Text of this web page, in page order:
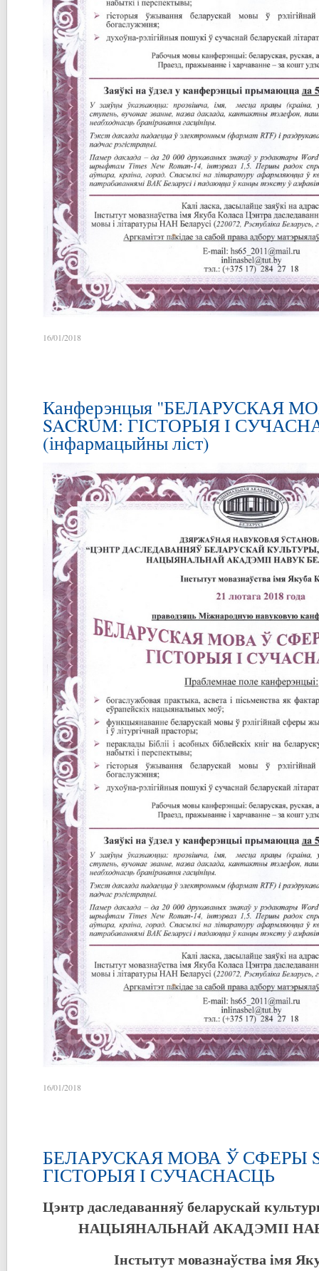
16/01/2018
Канферэнцыя "БЕЛАРУСКАЯ
SACRUM: ГІСТОРЫЯ І
(інфармацыйны ліст)
16/01/2018
БЕЛАРУСКАЯ МОВА Ў СФЕРЫ
ГІСТОРЫЯ І СУЧАСНАСЦЬ
Цэнтр даследаванняў беларускай
НАЦЫЯНАЛЬНАЙ АКАДЭМІІ
Інстытут мовазнаўства імя